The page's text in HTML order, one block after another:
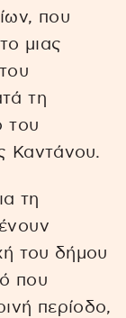
που
μιας
τη
του
Καντάνου.
τη
του δήμου
που
περίοδο,